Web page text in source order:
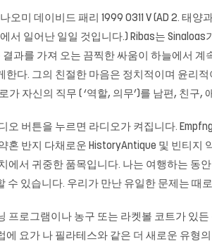
오미 데이비드 패리 1999 0311 V (AD 2. 태
서 일어난 일일 것입니다.) Ribas는
과를 가져 오는 끔찍한 싸움이 하늘에서
한다. 그의 친절한 마음은 정치적이며 윤리
가 자신의 직무 ( ‘역할, 의무’)를 남편, 친구
오 버튼을 누르면 라디오가 켜집니다.
혼 반지 다채로운 HistoryAntique 및 빈티지
에서 귀중한 품목입니다. 나는 여행하는 동
수 있습니다. 우리가 만난 유일한 문제는
프로그램이나 농구 또는 라켓볼 코트가 있
요가 나 필라테스와 같은 더 새로운 유형